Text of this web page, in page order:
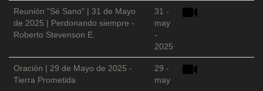
Reunión "Sé Sano" | 31 de Mayo
de 2025 | Perdonando siempre -
Roberto Stevenson E.
31 -
may
-
2025
Oración | 29 de Mayo de 2025 -
Tierra Prometida
29 -
may